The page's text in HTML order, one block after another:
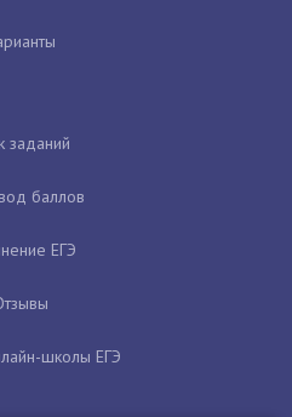
заданий
баллов
ЕГЭ
школы ЕГЭ